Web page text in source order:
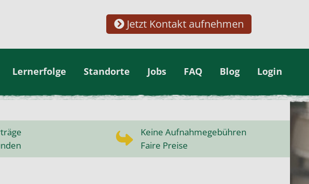
Jetzt Kontakt aufnehmen
Lernerfolge Standorte Jobs FAQ Blog Login
Keine Aufnahmegebühren
Faire Preise